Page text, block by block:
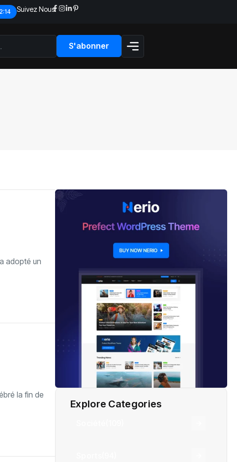
Suivez Nous:
S'abonner
adopté un
la fin de
Explore Categories